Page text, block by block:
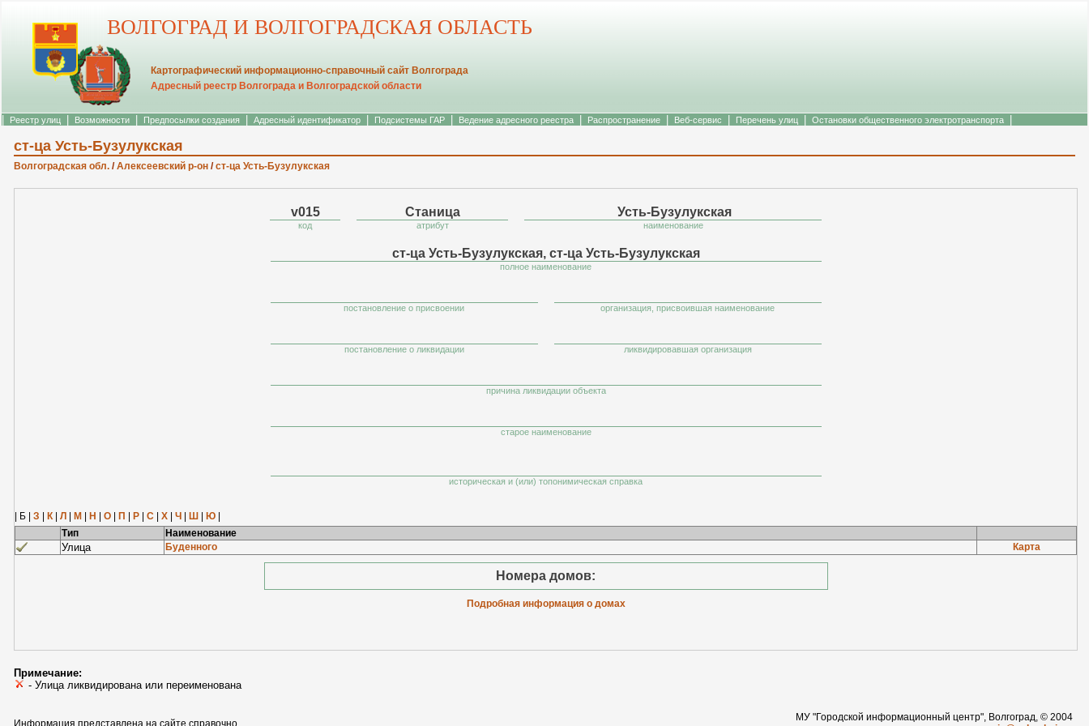
ВОЛГОГРАД И ВОЛГОГРАДСКАЯ ОБЛАСТЬ
Картографический информационно-справочный сайт Волгограда
Адресный реестр Волгограда и Волгоградской области
Реестр улиц Возможности Предпосылки создания Адресный идентификатор Подсистемы ГАР Ведение адресного реестра Распространение Веб-сервис Перечень улиц Остановки общественного электротранспорта
ст-ца Усть-Бузулукская
Волгоградская обл. /Алексеевский р-он /ст-ца Усть-Бузулукская
v015 Станица Усть-Бузулукская
код атрибут наименование
ст-ца Усть-Бузулукская, ст-ца Усть-Бузулукская
полное наименование
постановление о присвоении организация, присвоившая наименование
постановление о ликвидации ликвидировавшая организация
причина ликвидации объекта
старое наименование
историческая и (или) топонимическая справка
| Б | З К Л М Н О П Р С Х Ч Ш Ю
Тип
Наименование
Улица Буденного Карта
Номера домов:
Подробная информация о домах
Примечание:
- Улица ликвидирована или переименована
Информация представлена на сайте справочно.
МУ "Городской информационный центр", Волгоград, © 2004